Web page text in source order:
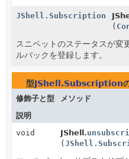
JShell.Subscription
(
スニペットのステータスが変
ルバックを登録します。
型JShell.Subscription
修飾子と型
メソッド
説明
void
JShell.
(